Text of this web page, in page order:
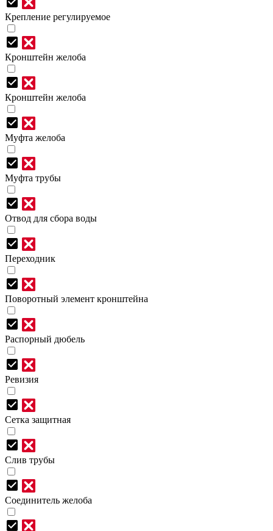
Крепление регулируемое
Кронштейн желоба
Кронштейн желоба
Муфта желоба
Муфта трубы
Отвод для сбора воды
Переходник
Поворотный элемент кронштейна
Распорный дюбель
Ревизия
Сетка защитная
Слив трубы
Соединитель желоба